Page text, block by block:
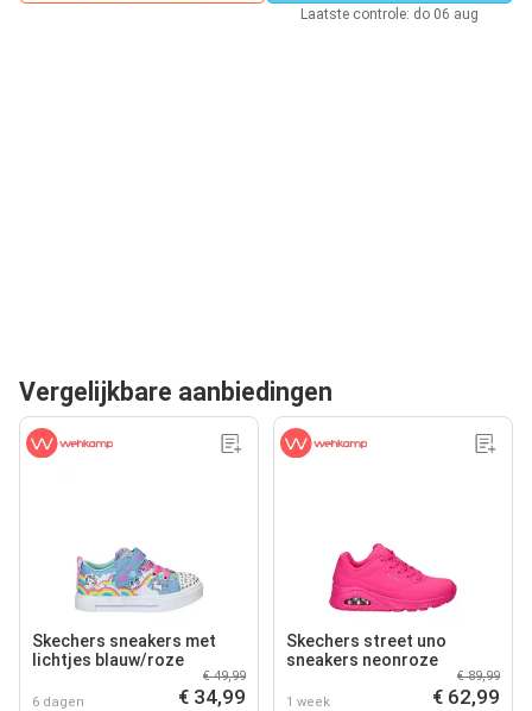
Laatste controle: do 06 aug
Vergelijkbare aanbiedingen
Skechers sneakers met
lichtjes blauw/roze
6 dagen
€ 49,99
€ 34,99
Skechers street uno
sneakers neonroze
1 week
€ 89,99
€ 62,99